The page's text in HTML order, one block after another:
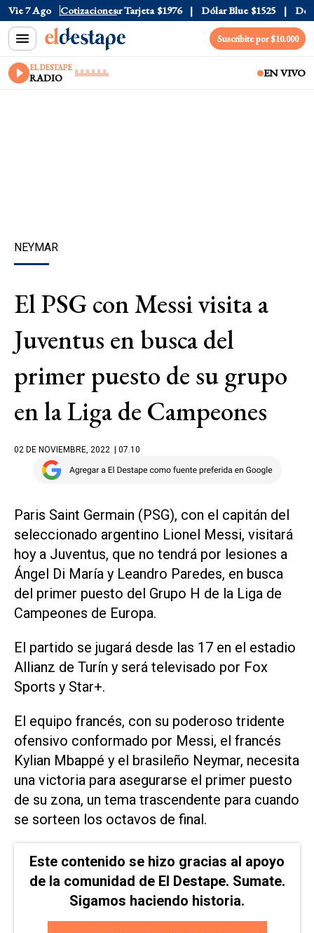
Vie 7 Ago Cotizaciones
Oficial $1520 Dólar Tarjeta $1976 Dólar Blue $1525 Dólar
Suscribite por $10.000
EL DESTAPE
RADIO EN VIVO
NEYMAR
El PSG con Messi visita a
Juventus en busca del
primer puesto de su grupo
en la Liga de Campeones
02 DE NOVIEMBRE, 2022 | 07.10
Paris Saint Germain (PSG), con el capitán del
seleccionado argentino Lionel Messi, visitará
hoy a Juventus, que no tendrá por lesiones a
Ángel Di María y Leandro Paredes, en busca
del primer puesto del Grupo H de la Liga de
Campeones de Europa.
El partido se jugará desde las 17 en el estadio
Allianz de Turín y será televisado por Fox
Sports y Star+.
El equipo francés, con su poderoso tridente
ofensivo conformado por Messi, el francés
Kylian Mbappé y el brasileño Neymar, necesita
una victoria para asegurarse el primer puesto
de su zona, un tema trascendente para cuando
se sorteen los octavos de final.
Este contenido se hizo gracias al apoyo
de la comunidad de El Destape. Sumate.
Sigamos haciendo historia.